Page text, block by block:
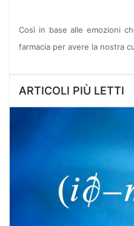
Così in base alle emozioni
farmacia per avere la nostra
ARTICOLI PIÙ LETTI